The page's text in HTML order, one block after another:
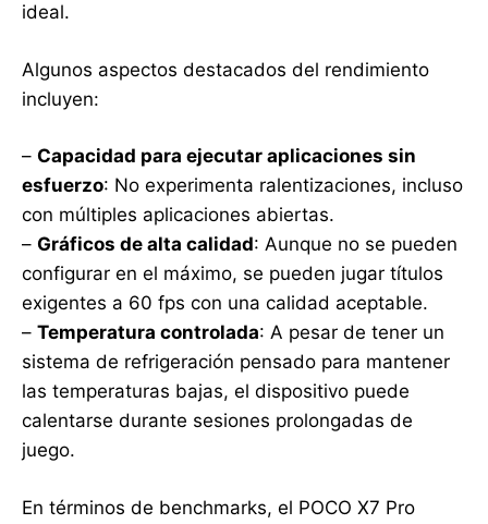
ideal.
Algunos aspectos destacados del rendimiento
incluyen:
– Capacidad para ejecutar aplicaciones sin
esfuerzo: No experimenta ralentizaciones, incluso
con múltiples aplicaciones abiertas.
– Gráficos de alta calidad: Aunque no se pueden
configurar en el máximo, se pueden jugar títulos
exigentes a 60 fps con una calidad aceptable.
– Temperatura controlada: A pesar de tener un
sistema de refrigeración pensado para mantener
las temperaturas bajas, el dispositivo puede
calentarse durante sesiones prolongadas de
juego.
En términos de benchmarks, el POCO X7 Pro